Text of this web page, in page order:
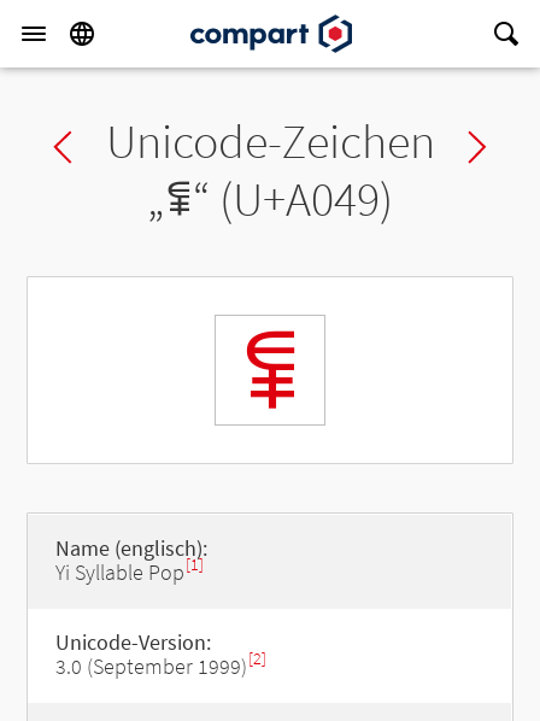
Previous char
Unicode-Zeichen
„ꁉ“ (U+A049)
ꁉ
Name (englisch):
Yi Syllable Pop[1]
Unicode-Version:
3.0 (September 1999)[2]